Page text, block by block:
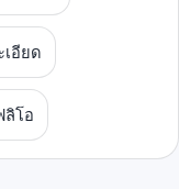
อียด
ลิโอ